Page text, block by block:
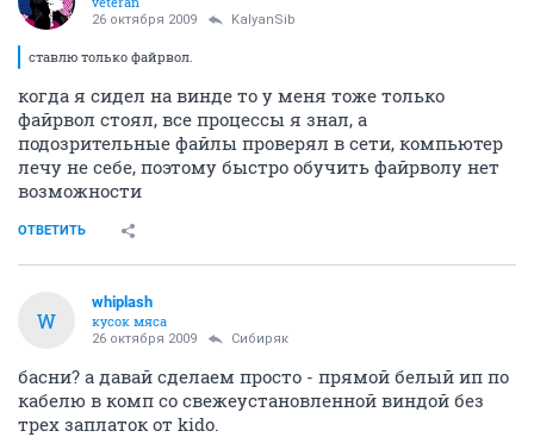
26 октября 2009 KalyanSib
ставлю только файрвол.
когда я сидел на винде то у меня тоже только
файрвол стоял, все процессы я знал, а
подозрительные файлы проверял в сети, компьютер
лечу не себе, поэтому быстро обучить файрволу нет
возможности
ОТВЕТИТЬ
W
whiplash
кусок мяса
26 октября 2009 Сибиряк
басни? а давай сделаем просто - прямой белый ип по
кабелю в комп со свежеустановленной виндой без
трех заплаток от kido.